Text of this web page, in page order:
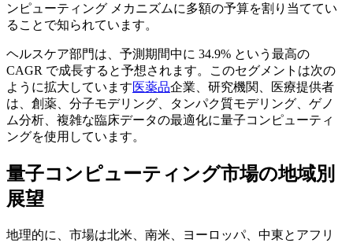
ンピューティング メカニズムに多額の予算を割り当ててい
ることで知られています。
ヘルスケア部門は、予測期間中に 34.9% という最高の
CAGR で成長すると予想されます。このセグメントは次の
ように拡大しています医薬品企業、研究機関、医療提供者
は、創薬、分子モデリング、タンパク質モデリング、ゲノ
ム分析、複雑な臨床データの最適化に量子コンピューティ
ングを使用しています。
量子コンピューティング市場の地域別
展望
地理的に、市場は北米、南米、ヨーロッパ、中東とアフリ